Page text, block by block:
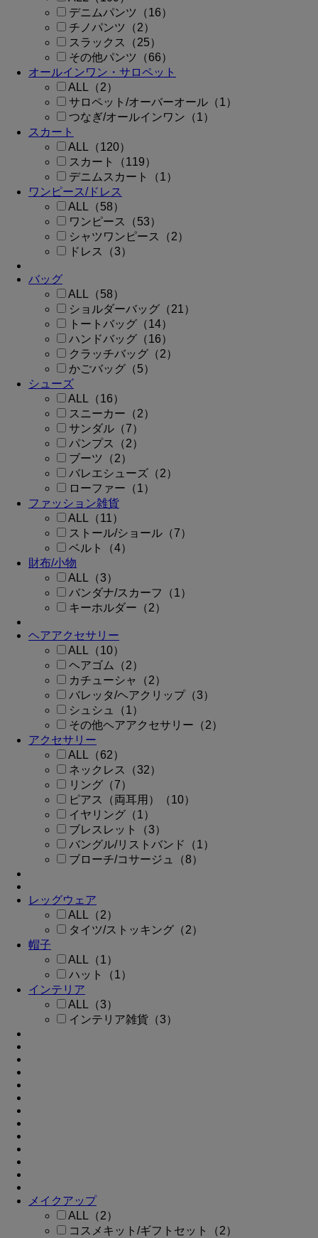
デニムパンツ（16）
チノパンツ（2）
スラックス（25）
その他パンツ（66）
オールインワン・サロペット
ALL（2）
サロペット/オーバーオール（1）
つなぎ/オールインワン（1）
スカート
ALL（120）
スカート（119）
デニムスカート（1）
ワンピース/ドレス
ALL（58）
ワンピース（53）
シャツワンピース（2）
ドレス（3）
バッグ
ALL（58）
ショルダーバッグ（21）
トートバッグ（14）
ハンドバッグ（16）
クラッチバッグ（2）
かごバッグ（5）
シューズ
ALL（16）
スニーカー（2）
サンダル（7）
パンプス（2）
ブーツ（2）
バレエシューズ（2）
ローファー（1）
ファッション雑貨
ALL（11）
ストール/ショール（7）
ベルト（4）
財布/小物
ALL（3）
バンダナ/スカーフ（1）
キーホルダー（2）
ヘアアクセサリー
ALL（10）
ヘアゴム（2）
カチューシャ（2）
バレッタ/ヘアクリップ（3）
シュシュ（1）
その他ヘアアクセサリー（2）
アクセサリー
ALL（62）
ネックレス（32）
リング（7）
ピアス（両耳用）（10）
イヤリング（1）
ブレスレット（3）
バングル/リストバンド（1）
ブローチ/コサージュ（8）
レッグウェア
ALL（2）
タイツ/ストッキング（2）
帽子
ALL（1）
ハット（1）
インテリア
ALL（3）
インテリア雑貨（3）
メイクアップ
ALL（2）
コスメキット/ギフトセット（2）